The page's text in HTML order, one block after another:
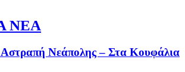
ΝΕΑ
Νεάπολης – Στα Κουφάλια